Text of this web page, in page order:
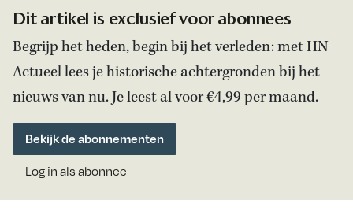
Dit artikel is exclusief voor abonnees
Begrijp het heden, begin bij het verleden: met HN
Actueel lees je historische achtergronden bij het
nieuws van nu. Je leest al voor €4,99 per maand.
Bekijk de abonnementen
Log in als abonnee